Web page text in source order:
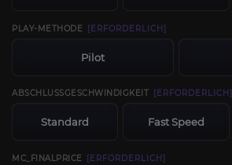
PLAY-METHODE [ERFORDERLICH]
Pilot
ABSCHLUSSGESCHWINDIGKEIT [ERFORDERLICH]
Standard Fast Speed
MC_FINALPRICE [ERFORDERLICH]